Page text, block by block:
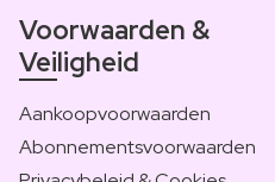
Voorwaarden &
Veiligheid
Aankoopvoorwaarden
Abonnementsvoorwaarden